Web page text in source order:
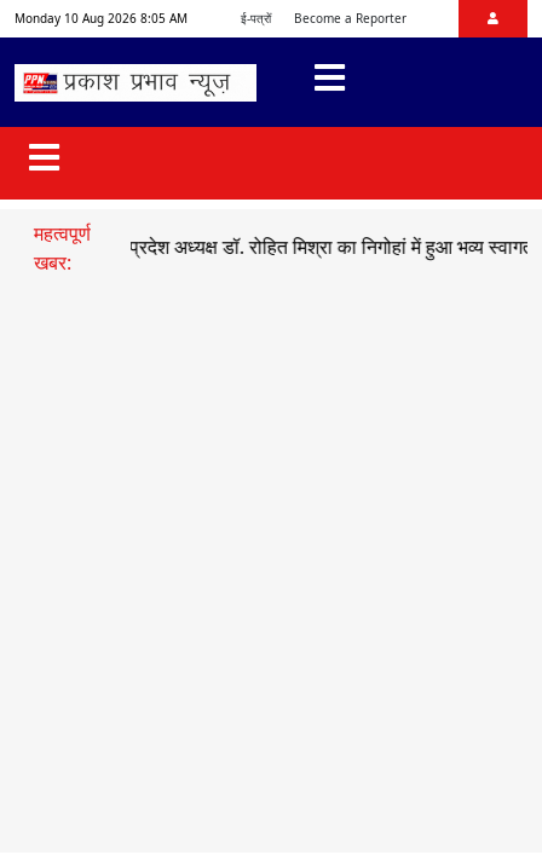
Monday 10 Aug 2026 8:05 AM ई-पत्रों Become a Reporter
महत्वपूर्ण
खबर:
प्रदेश अध्यक्ष डॉ. रोहित मिश्रा का निगोहां में हुआ भव्य स्वागत ● सड़क